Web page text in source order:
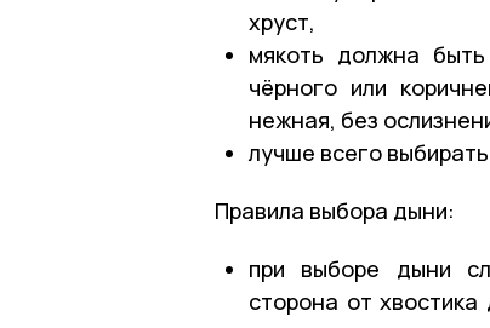
хруст,
мякоть должна
чёрного или
нежная, без
лучше всего
Правила выбора дыни:
при выборе дыни
сторона от